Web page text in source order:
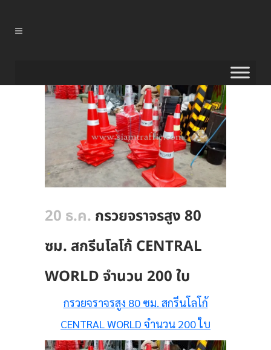
20 ธ.ค. กรวยจราจรสูง 80
ซม. สกรีนโลโก้ CENTRAL
WORLD จำนวน 200 ใบ
กรวยจราจรสูง 80 ซม. สกรีนโลโก้
CENTRAL WORLD จำนวน 200 ใบ